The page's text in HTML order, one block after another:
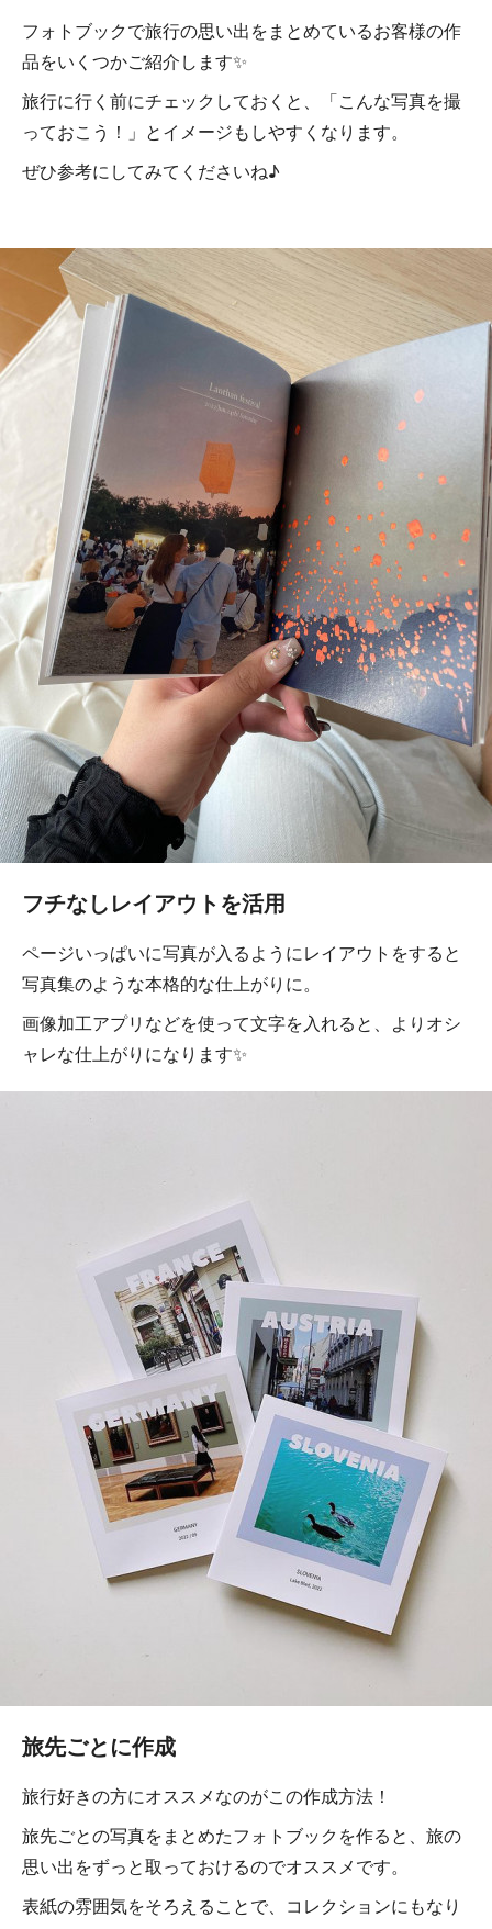
フォトブックで旅行の思い出をまとめているお客様の作
品をいくつかご紹介します✨
旅行に行く前にチェックしておくと、「こんな写真を撮
っておこう！」とイメージもしやすくなります。
ぜひ参考にしてみてくださいね♪
フチなしレイアウトを活用
ページいっぱいに写真が入るようにレイアウトをすると
写真集のような本格的な仕上がりに。
画像加工アプリなどを使って文字を入れると、よりオシ
ャレな仕上がりになります✨
旅先ごとに作成
旅行好きの方にオススメなのがこの作成方法！
旅先ごとの写真をまとめたフォトブックを作ると、旅の
思い出をずっと取っておけるのでオススメです。
表紙の雰囲気をそろえることで、コレクションにもなり